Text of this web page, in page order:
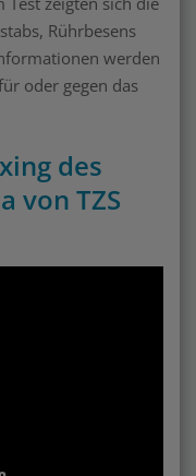
Rührbesens
werden
oder gegen das
des
von TZS